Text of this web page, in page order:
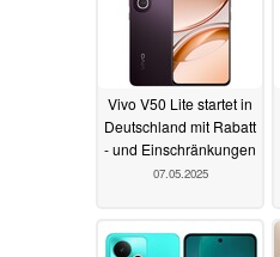
Vivo V50 Lite startet in
Deutschland mit Rabatt
- und Einschränkungen
07.05.2025